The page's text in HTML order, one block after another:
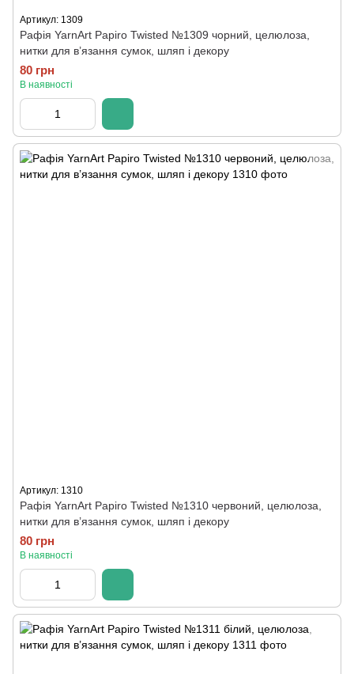
Артикул: 1309
Рафія YarnArt Papiro Twisted №1309 чорний, целюлоза,
нитки для в’язання сумок, шляп і декору
80 грн
В наявності
Артикул: 1310
Рафія YarnArt Papiro Twisted №1310 червоний, целюлоза,
нитки для в’язання сумок, шляп і декору
80 грн
В наявності